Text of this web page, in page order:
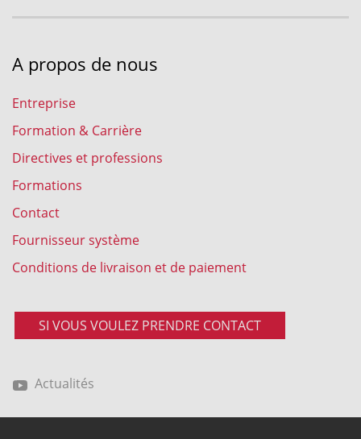
A propos de nous
Entreprise
Formation & Carrière
Directives et professions
Formations
Contact
Fournisseur système
Conditions de livraison et de paiement
SI VOUS VOULEZ PRENDRE CONTACT
Actualités